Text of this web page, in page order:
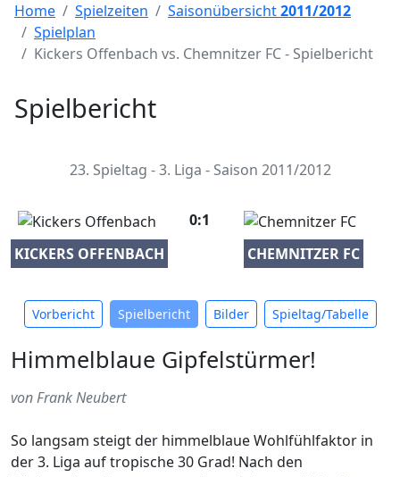
Home Spielzeiten Saisonübersicht2011/2012
Spielplan
Kickers Offenbach vs. Chemnitzer FC - Spielbericht
Spielbericht
23. Spieltag - 3. Liga - Saison 2011/2012
KICKERS OFFENBACH
0:1
CHEMNITZER FC
Vorbericht Spielbericht Bilder Spieltag/Tabelle
Himmelblaue Gipfelstürmer!
von Frank Neubert
So langsam steigt der himmelblaue Wohlfühlfaktor in
der 3. Liga auf tropische 30 Grad! Nach den